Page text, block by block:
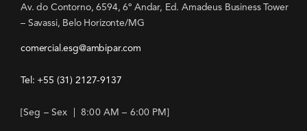
Av. do Contorno, 6594, 6º Andar, Ed. Amadeus Business Tower
– Savassi, Belo Horizonte/MG
comercial.esg@ambipar.com
Tel: +55 (31) 2127-9137
[Seg – Sex | 8:00 AM – 6:00 PM]